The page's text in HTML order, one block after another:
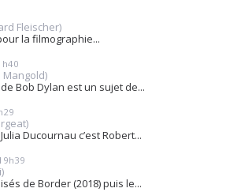
Fleischer)
la filmographie...
Mangold)
Bob Dylan est un sujet de...
Ducournau c’est Robert...
de Border (2018) puis le...